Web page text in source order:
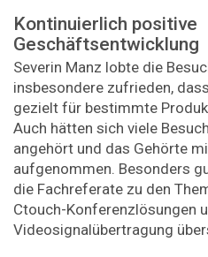
Kontinuierlich positive
Geschäftsentwicklung
Severin Manz lobte die
insbesondere zufrieden,
gezielt für bestimmte
Auch hätten sich viele
angehört und das Gehörte
aufgenommen. Besonders
die Fachreferate zu den
Ctouch-Konferenzlösungen
Videosignalübertragung